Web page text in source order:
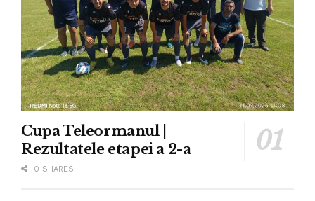
Cupa Teleormanul |
Rezultatele etapei a 2-a
0 SHARES